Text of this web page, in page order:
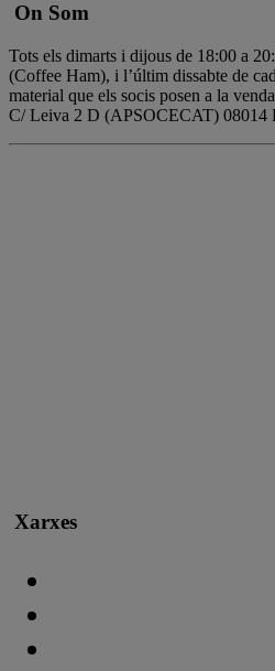
On Som
Tots els dimarts i dijous de 18:00 a
(Coffee Ham), i l’últim dissabte de
material que els socis posen a la
C/ Leiva 2 D (APSOCECAT) 08014
Xarxes